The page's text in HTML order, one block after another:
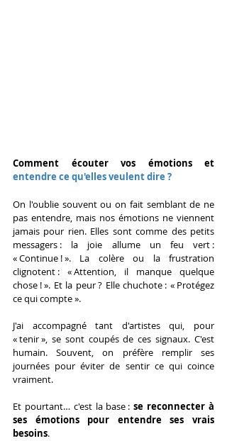
Comment écouter vos émotions et
entendre ce qu'elles veulent dire ?
On l'oublie souvent ou on fait semblant de ne
pas entendre, mais nos émotions ne viennent
jamais pour rien. Elles sont comme des petits
messagers : la joie allume un feu vert :
« Continue ! ». La colère ou la frustration
clignotent : « Attention, il manque quelque
chose ! ». Et la peur ? Elle chuchote : « Protégez
ce qui compte ».
J'ai accompagné tant d'artistes qui, pour
« tenir », se sont coupés de ces signaux. C'est
humain. Souvent, on préfère remplir ses
journées pour éviter de sentir ce qui coince
vraiment.
Et pourtant… c'est la base : se reconnecter à
ses émotions pour entendre ses vrais
besoins.